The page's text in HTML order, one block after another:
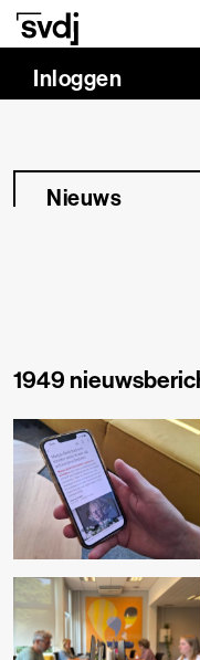
Naar hoofdinhoud
Inloggen
Nieuws
1949